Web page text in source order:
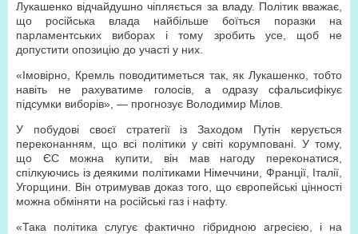
Лукашенко відчайдушно чіпляється за владу. Політик вважає,
що російська влада найбільше боїться поразки на
парламентських виборах і тому зробить усе, щоб не
допустити опозицію до участі у них.
«Імовірно, Кремль поводитиметься так, як Лукашенко, тобто
навіть не рахуватиме голосів, а одразу сфальсифікує
підсумки виборів», — прогнозує Володимир Мілов.
У побудові своєї стратегії із Заходом Путін керується
переконанням, що всі політики у світі корумповані. У тому,
що ЄС можна купити, він мав нагоду переконатися,
спілкуючись із деякими політиками Німеччини, Франції, Італії,
Угорщини. Він отримував доказ того, що європейські цінності
можна обміняти на російські газ і нафту.
«Така політика слугує фактично гібридною агресією, і на